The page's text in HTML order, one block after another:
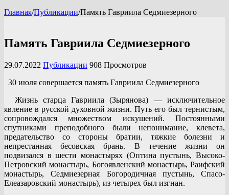
Главная/Публикации/Память Гавриила Седмиезерного
Память Гавриила Седмиезерного
29.07.2022 Публикации 908 Просмотров
30 июля совершается память Гавриила Седмиезерного
Жизнь старца Гавриила (Зырянова) — исключительное
явление в русской духовной жизни. Путь его был тернистым,
сопровождался множеством искушений. Постоянными
спутниками преподобного были непонимание, клевета,
предательство со стороны братии, тяжкие болезни и
непрестанная бесовская брань. В течение жизни он
подвизался в шести монастырях (Оптина пустынь, Высоко-
Петровский монастырь, Богоявленский монастырь, Раифский
монастырь, Седмиезерная Богородичная пустынь, Cпасо-
Елеазаровский монастырь), из четырех был изгнан.